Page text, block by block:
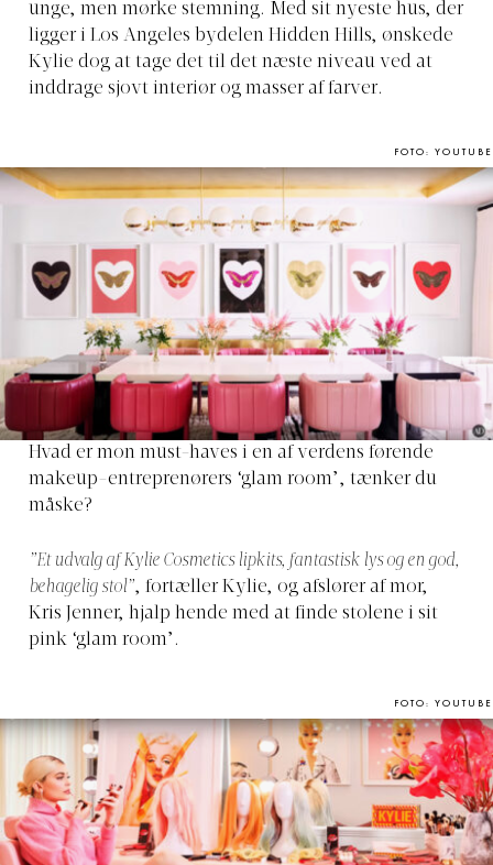
unge, men mørke stemning. Med sit nyeste hus, der
ligger i Los Angeles bydelen Hidden Hills, ønskede
Kylie dog at tage det til det næste niveau ved at
inddrage sjovt interiør og masser af farver.
FOTO: YOUTUBE
Hvad er mon must-haves i en af verdens førende
makeup-entreprenørers ‘glam room’, tænker du
måske?
”Et udvalg af Kylie Cosmetics lipkits, fantastisk lys og en god,
behagelig stol”, fortæller Kylie, og afslører af mor,
Kris Jenner, hjalp hende med at finde stolene i sit
pink ‘glam room’.
FOTO: YOUTUBE